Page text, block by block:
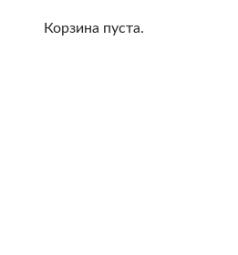
Корзина пуста.